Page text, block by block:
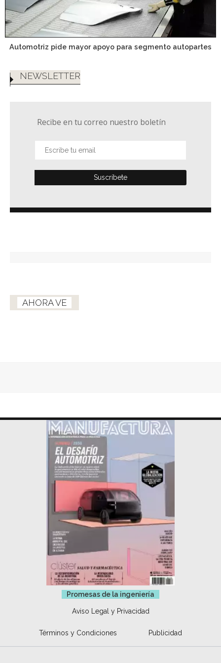
Automotriz pide mayor apoyo para segmento autopartes
NEWSLETTER
Recibe en tu correo nuestro boletín
AHORA VE
Promesas de la ingeniería
Aviso Legal y Privacidad
Términos y Condiciones Publicidad